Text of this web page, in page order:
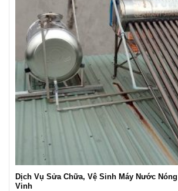
Dịch Vụ Sửa Chữa, Vệ Sinh Máy Nước Nóng
Vinh